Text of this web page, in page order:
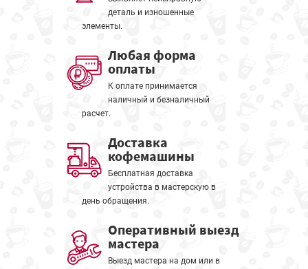
деталь и изношенные
элементы.
Любая форма
оплаты
К оплате принимается
наличный и безналичный
расчет.
Доставка
кофемашины
Бесплатная доставка
устройства в мастерскую в
день обращения.
Оперативный выезд
мастера
Выезд мастера на дом или в